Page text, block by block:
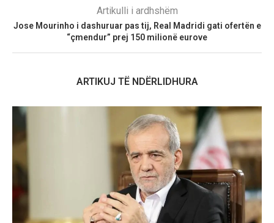
Artikulli i ardhshëm
Jose Mourinho i dashuruar pas tij, Real Madridi gati ofertën e
“çmendur” prej 150 milionë eurove
ARTIKUJ TË NDËRLIDHURA